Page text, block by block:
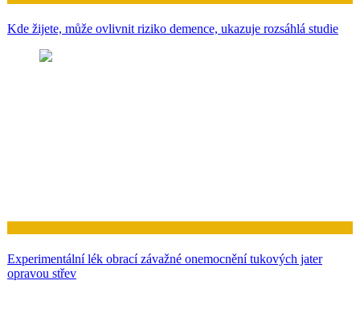
Kde žijete, může ovlivnit riziko demence, ukazuje rozsáhlá studie
Experimentální lék obrací závažné onemocnění tukových jater
opravou střev